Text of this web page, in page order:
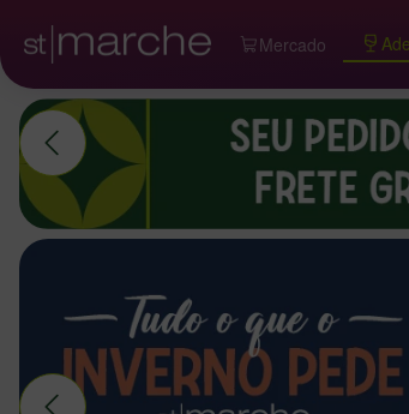
Mercado